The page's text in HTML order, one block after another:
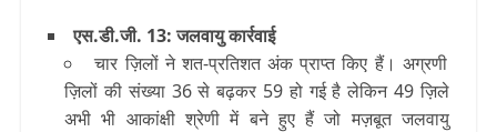
एस.डी.जी. 13: जलवायु कार्रवाई
चार ज़िलों ने शत-प्रतिशत अंक प्राप्‍त किए हैं। अग्रणी
ज़िलों की संख्या 36 से बढ़कर 59 हो गई है लेकिन 49 ज़िले
अभी भी आकांक्षी श्रेणी में बने हुए हैं जो मज़बूत जलवायु